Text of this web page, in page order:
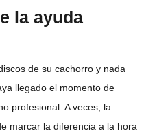
la ayuda
de su cachorro y nada
llegado el momento de
profesional. A veces, la
marcar la diferencia a la hora